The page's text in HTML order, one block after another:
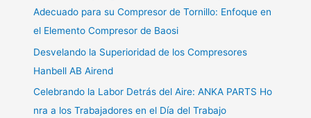
Adecuado para su Compresor de Tornillo: Enfoque en
el Elemento Compresor de Baosi
Desvelando la Superioridad de los Compresores
Hanbell AB Airend
Celebrando la Labor Detrás del Aire: ANKA PARTS Ho
nra a los Trabajadores en el Día del Trabajo